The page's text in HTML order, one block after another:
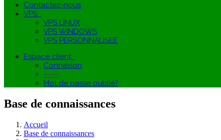
Contactez-nous
VPS
VPS LINUX
VPS WINDOWS
VPS PERSONNALISEE
Espace client
Connexion
-----
Mot de passe oublié?
Base de connaissances
Accueil
Base de connaissances